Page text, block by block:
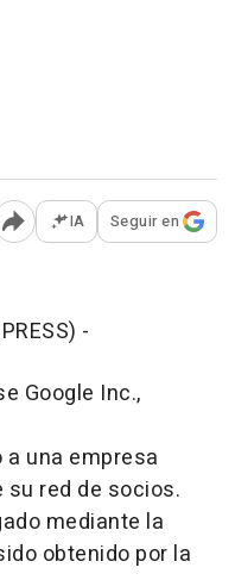
Abrir opciones para
IA Seguir en
-
Google Inc.,
una empresa
red de socios.
mediante la
obtenido por la